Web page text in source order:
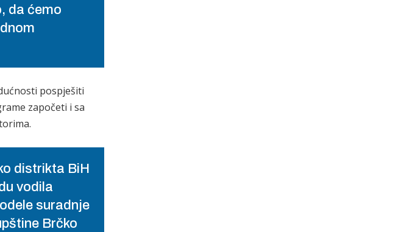
da ćemo
pospješiti
započeti i sa
distrikta BiH
vodila
suradnje
Brčko